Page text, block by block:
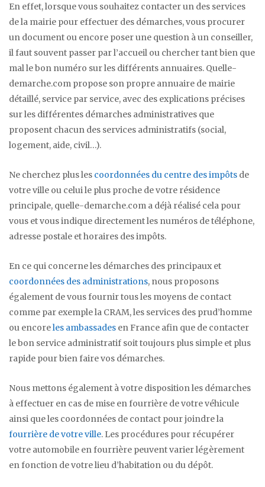
En effet, lorsque vous souhaitez contacter un des services
de la mairie pour effectuer des démarches, vous procurer
un document ou encore poser une question à un conseiller,
il faut souvent passer par l’accueil ou chercher tant bien que
mal le bon numéro sur les différents annuaires. Quelle-
demarche.com propose son propre annuaire de mairie
détaillé, service par service, avec des explications précises
sur les différentes démarches administratives que
proposent chacun des services administratifs (social,
logement, aide, civil…).
Ne cherchez plus les coordonnées du centre des impôts de
votre ville ou celui le plus proche de votre résidence
principale, quelle-demarche.com a déjà réalisé cela pour
vous et vous indique directement les numéros de téléphone,
adresse postale et horaires des impôts.
En ce qui concerne les démarches des principaux et
coordonnées des administrations, nous proposons
également de vous fournir tous les moyens de contact
comme par exemple la CRAM, les services des prud’homme
ou encoreles ambassades en France afin que de contacter
le bon service administratif soit toujours plus simple et plus
rapide pour bien faire vos démarches.
Nous mettons également à votre disposition les démarches
à effectuer en cas de mise en fourrière de votre véhicule
ainsi que les coordonnées de contact pour joindre la
fourrière de votre ville. Les procédures pour récupérer
votre automobile en fourrière peuvent varier légèrement
en fonction de votre lieu d’habitation ou du dépôt.